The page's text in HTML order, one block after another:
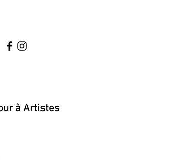
à Artistes